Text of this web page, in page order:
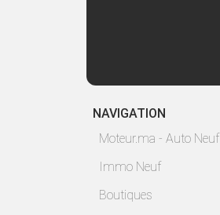
NAVIGATION
Moteur.ma - Auto Neuf
Immo Neuf
Boutiques